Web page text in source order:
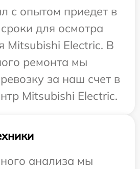
с опытом приедет в
для осмотра
Mitsubishi Electric. В
ремонта мы
за наш счет в
Mitsubishi Electric.
анализа мы